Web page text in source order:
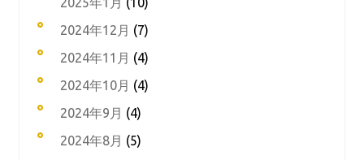
2024年12月 (7)
2024年11月 (4)
2024年10月 (4)
2024年9月 (4)
2024年8月 (5)